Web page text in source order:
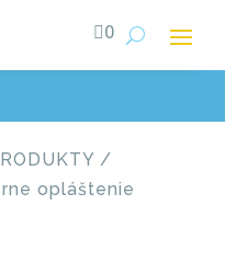
0
/
opláštenie